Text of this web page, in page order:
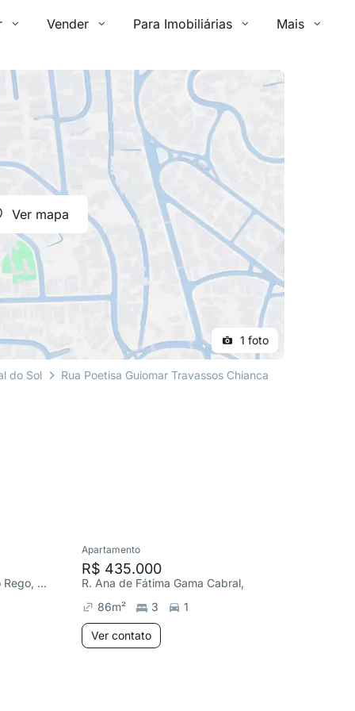
Vender Para Imobiliárias Mais
Ver mapa
1 foto
do Sol
Rua Poetisa Guiomar Travassos Chianca
R. Conselheiro José Braz do Rego, Portal do Sol
Apartamento
R$ 435.000
86m² 3 1
Ver contato